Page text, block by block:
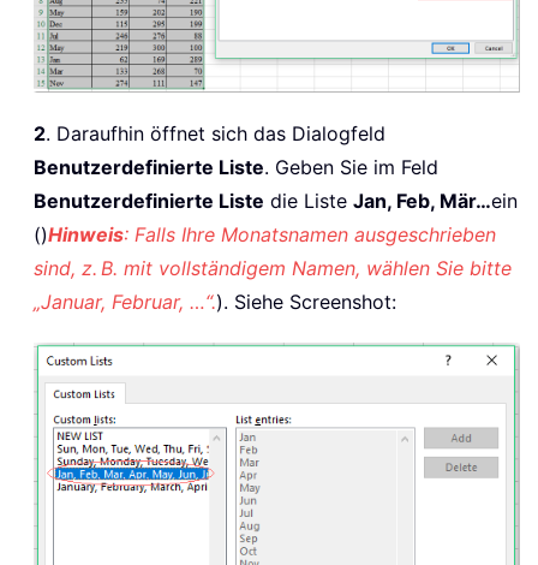
2. Daraufhin öffnet sich das Dialogfeld
Benutzerdefinierte Liste. Geben Sie im Feld
Benutzerdefinierte Liste die Liste Jan, Feb, Mär…ein
()Hinweis: Falls Ihre Monatsnamen ausgeschrieben
sind, z. B. mit vollständigem Namen, wählen Sie bitte
„Januar, Februar, …“.). Siehe Screenshot: